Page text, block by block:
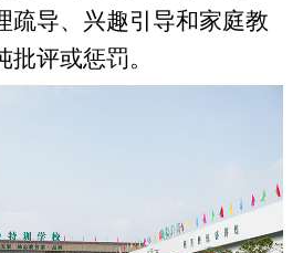
疏导、兴趣引导和家庭教
评或惩罚。